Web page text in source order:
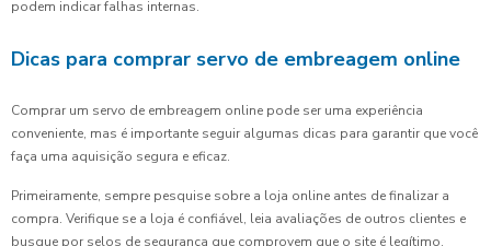
podem indicar falhas internas.
Dicas para comprar servo de embreagem online
Comprar um servo de embreagem online pode ser uma experiência
conveniente, mas é importante seguir algumas dicas para garantir que você
faça uma aquisição segura e eficaz.
Primeiramente, sempre pesquise sobre a loja online antes de finalizar a
compra. Verifique se a loja é confiável, leia avaliações de outros clientes e
busque por selos de segurança que comprovem que o site é legítimo.